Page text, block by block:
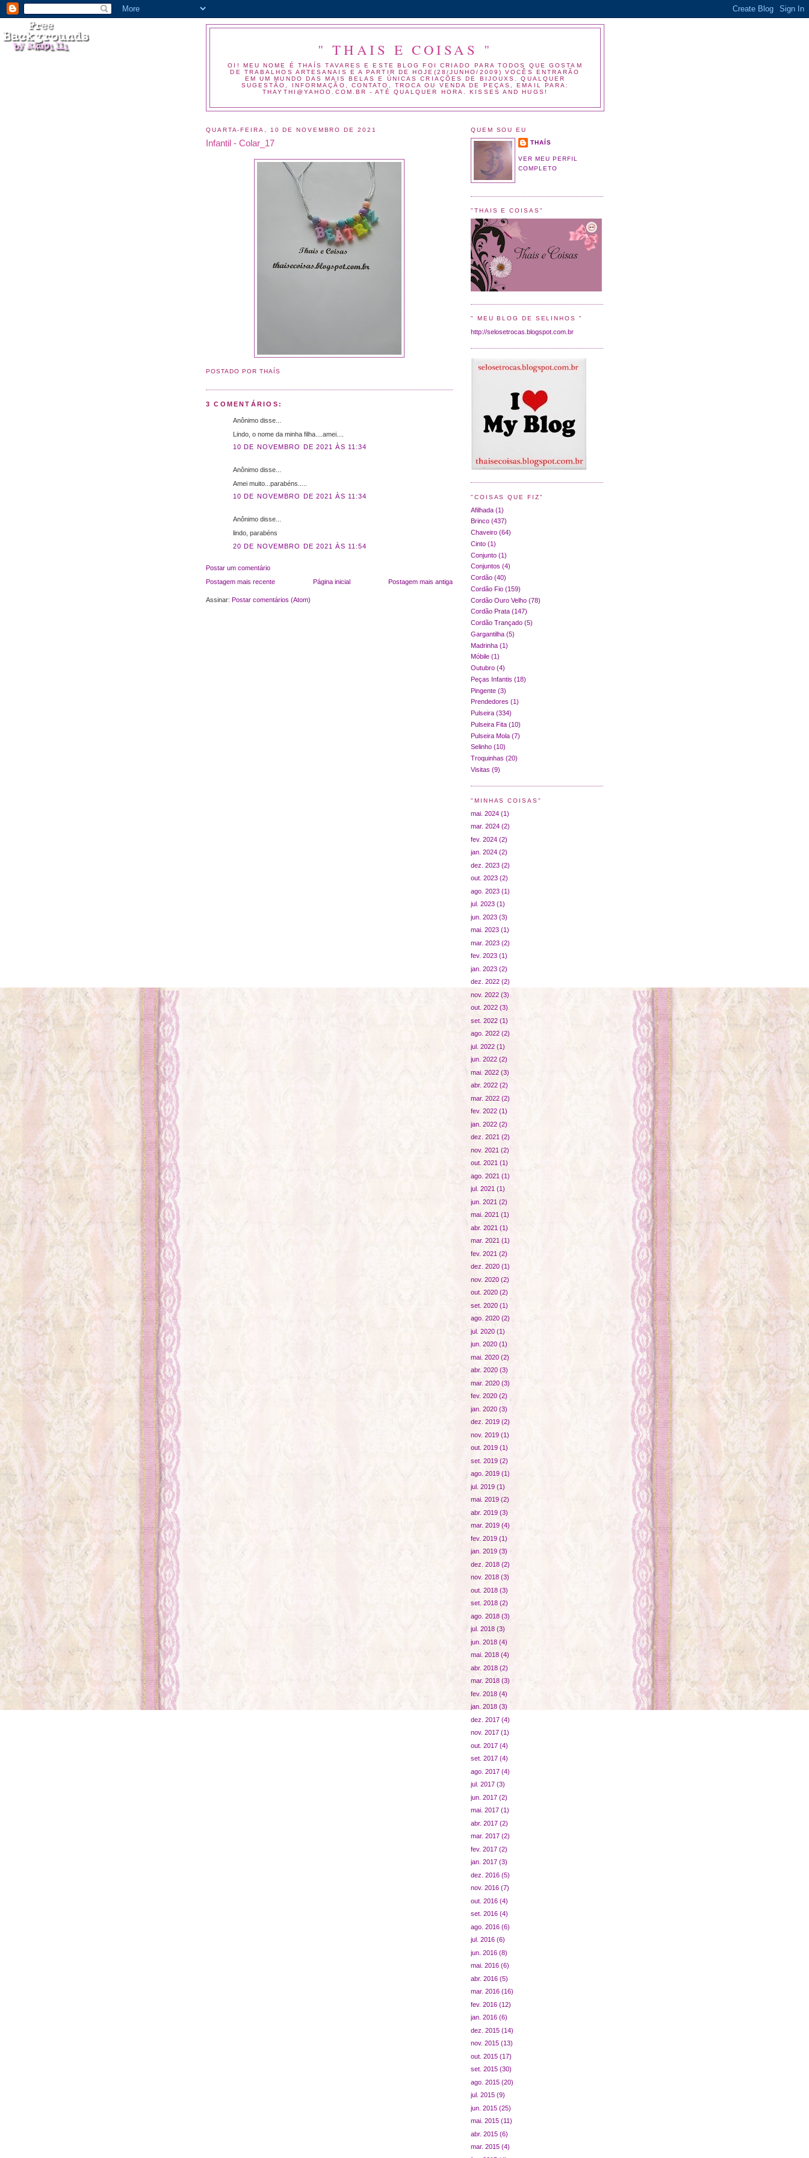
" THAIS E COISAS "
OI! MEU NOME É THAÍS TAVARES E ESTE BLOG FOI CRIADO PARA TODOS QUE GOSTAM
DE TRABALHOS ARTESANAIS E A PARTIR DE HOJE(28/JUNHO/2009) VOCÊS ENTRARÃO
EM UM MUNDO DAS MAIS BELAS E ÚNICAS CRIAÇÕES DE BIJOUXS. QUALQUER
SUGESTÃO, INFORMAÇÃO, CONTATO, TROCA OU VENDA DE PEÇAS, EMAIL PARA:
THAYTHI@YAHOO.COM.BR - ATÉ QUALQUER HORA. KISSES AND HUGS!
QUARTA-FEIRA, 10 DE NOVEMBRO DE 2021
Infantil - Colar_17
POSTADO POR THAÍS
3 COMENTÁRIOS:
Anônimo disse...
Lindo, o nome da minha filha....amei....
10 DE NOVEMBRO DE 2021 ÀS 11:34
Anônimo disse...
Amei muito...parabéns.....
10 DE NOVEMBRO DE 2021 ÀS 11:34
Anônimo disse...
lindo, parabéns
20 DE NOVEMBRO DE 2021 ÀS 11:54
Postar um comentário
Postagem mais recente
Postagem mais antiga
Página inicial
Assinar: Postar comentários (Atom)
QUEM SOU EU
THAÍS
VER MEU PERFIL
COMPLETO
"THAIS E COISAS"
" MEU BLOG DE SELINHOS "
http://selosetrocas.blogspot.com.br
"COISAS QUE FIZ"
Afilhada (1)
Brinco (437)
Chaveiro (64)
Cinto (1)
Conjunto (1)
Conjuntos (4)
Cordão (40)
Cordão Fio (159)
Cordão Ouro Velho (78)
Cordão Prata (147)
Cordão Trançado (5)
Gargantilha (5)
Madrinha (1)
Móbile (1)
Outubro (4)
Peças Infantis (18)
Pingente (3)
Prendedores (1)
Pulseira (334)
Pulseira Fita (10)
Pulseira Mola (7)
Selinho (10)
Troquinhas (20)
Visitas (9)
"MINHAS COISAS"
mai. 2024 (1)
mar. 2024 (2)
fev. 2024 (2)
jan. 2024 (2)
dez. 2023 (2)
out. 2023 (2)
ago. 2023 (1)
jul. 2023 (1)
jun. 2023 (3)
mai. 2023 (1)
mar. 2023 (2)
fev. 2023 (1)
jan. 2023 (2)
dez. 2022 (2)
nov. 2022 (3)
out. 2022 (3)
set. 2022 (1)
ago. 2022 (2)
jul. 2022 (1)
jun. 2022 (2)
mai. 2022 (3)
abr. 2022 (2)
mar. 2022 (2)
fev. 2022 (1)
jan. 2022 (2)
dez. 2021 (2)
nov. 2021 (2)
out. 2021 (1)
ago. 2021 (1)
jul. 2021 (1)
jun. 2021 (2)
mai. 2021 (1)
abr. 2021 (1)
mar. 2021 (1)
fev. 2021 (2)
dez. 2020 (1)
nov. 2020 (2)
out. 2020 (2)
set. 2020 (1)
ago. 2020 (2)
jul. 2020 (1)
jun. 2020 (1)
mai. 2020 (2)
abr. 2020 (3)
mar. 2020 (3)
fev. 2020 (2)
jan. 2020 (3)
dez. 2019 (2)
nov. 2019 (1)
out. 2019 (1)
set. 2019 (2)
ago. 2019 (1)
jul. 2019 (1)
mai. 2019 (2)
abr. 2019 (3)
mar. 2019 (4)
fev. 2019 (1)
jan. 2019 (3)
dez. 2018 (2)
nov. 2018 (3)
out. 2018 (3)
set. 2018 (2)
ago. 2018 (3)
jul. 2018 (3)
jun. 2018 (4)
mai. 2018 (4)
abr. 2018 (2)
mar. 2018 (3)
fev. 2018 (4)
jan. 2018 (3)
dez. 2017 (4)
nov. 2017 (1)
out. 2017 (4)
set. 2017 (4)
ago. 2017 (4)
jul. 2017 (3)
jun. 2017 (2)
mai. 2017 (1)
abr. 2017 (2)
mar. 2017 (2)
fev. 2017 (2)
jan. 2017 (3)
dez. 2016 (5)
nov. 2016 (7)
out. 2016 (4)
set. 2016 (4)
ago. 2016 (6)
jul. 2016 (6)
jun. 2016 (8)
mai. 2016 (6)
abr. 2016 (5)
mar. 2016 (16)
fev. 2016 (12)
jan. 2016 (6)
dez. 2015 (14)
nov. 2015 (13)
out. 2015 (17)
set. 2015 (30)
ago. 2015 (20)
jul. 2015 (9)
jun. 2015 (25)
mai. 2015 (11)
abr. 2015 (6)
mar. 2015 (4)